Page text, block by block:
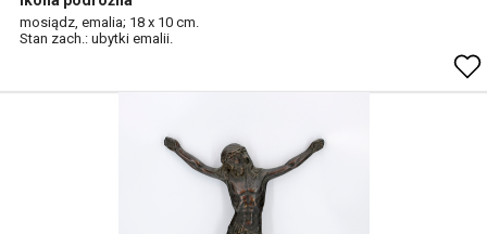
mosiądz, emalia; 18 x 10 cm.
Stan zach.: ubytki emalii.